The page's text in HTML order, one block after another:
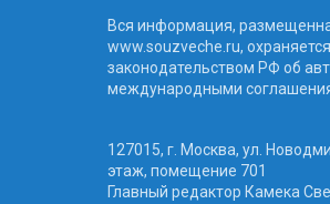
Вся информация,
www.souzveche.ru,
законодательством РФ об
международными
127015, г. Москва, ул.
этаж, помещение 701
Главный редактор Камека